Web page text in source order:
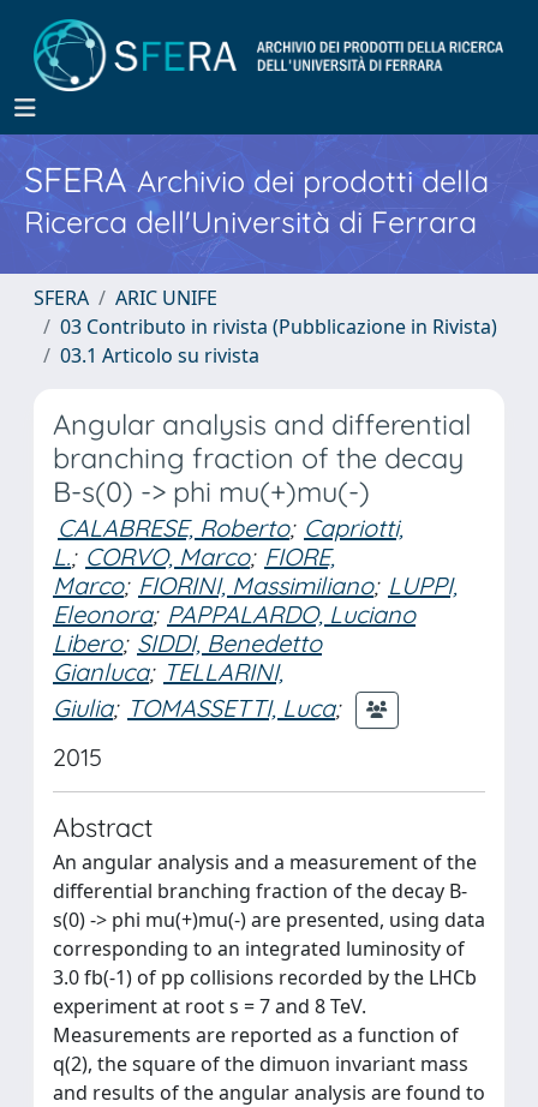
SFERA Archivio dei prodotti della
Ricerca dell'Università di Ferrara
SFERA
ARIC UNIFE
03 Contributo in rivista (Pubblicazione in Rivista)
03.1 Articolo su rivista
Angular analysis and differential
branching fraction of the decay
B-s(0) -> phi mu(+)mu(-)
CALABRESE, Roberto; Capriotti,
L.; CORVO, Marco; FIORE,
Marco; FIORINI, Massimiliano; LUPPI,
Eleonora; PAPPALARDO, Luciano
Libero; SIDDI, Benedetto
Gianluca; TELLARINI,
Giulia; TOMASSETTI, Luca;
2015
Abstract
An angular analysis and a measurement of the
differential branching fraction of the decay B-
s(0) -> phi mu(+)mu(-) are presented, using data
corresponding to an integrated luminosity of
3.0 fb(-1) of pp collisions recorded by the LHCb
experiment at root s = 7 and 8 TeV.
Measurements are reported as a function of
q(2), the square of the dimuon invariant mass
and results of the angular analysis are found to